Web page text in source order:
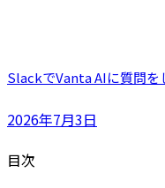
SlackでVanta AIに質問を
2026年7月3日
目次